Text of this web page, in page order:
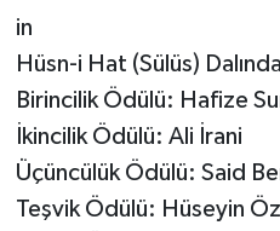
in
Hüsn-i Hat (Sülüs)
Birincilik Ödülü: Hafize
İkincilik Ödülü: Ali İrani
Üçüncülük Ödülü: Said
Teşvik Ödülü: Hüseyin